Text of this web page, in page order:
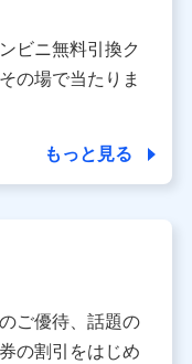
おいて個人情報
場合がありま
ビニ無料引換ク
の場で当たりま
もっと見る
ご優待、話題の
の割引をはじめ